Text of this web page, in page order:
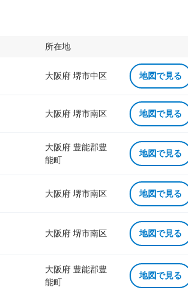
所在地
大阪府 堺市中区 地図で見る
大阪府 堺市南区 地図で見る
大阪府 豊能郡豊
能町
地図で見る
大阪府 堺市南区 地図で見る
大阪府 堺市南区 地図で見る
大阪府 豊能郡豊
能町
地図で見る